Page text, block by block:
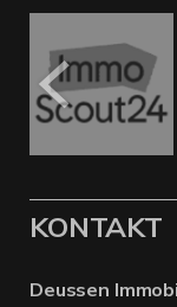
KONTAKT
Deussen